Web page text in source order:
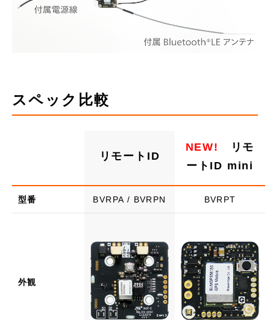
スペック比較
リモートID
NEW!
リモ
ートID mini
型番 BVRPA / BVRPN BVRPT
外観